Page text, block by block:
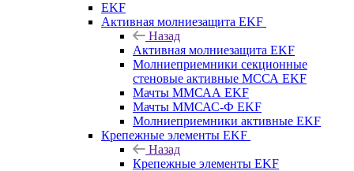
EKF
Активная молниезащита EKF
Назад
Активная молниезащита EKF
Молниеприемники секционные
стеновые активные МССА EKF
Мачты ММСАА EKF
Мачты ММСАС-Ф EKF
Молниеприемники активные EKF
Крепежные элементы EKF
Назад
Крепежные элементы EKF